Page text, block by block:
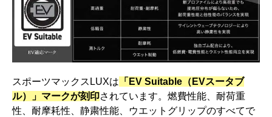
スポーツマックスLUXは 「EV Suitable（EVスータブ
ル）」マークが刻印されています。燃費性能、耐荷重
性、耐摩耗性、静粛性能、ウエットグリップのすべてで